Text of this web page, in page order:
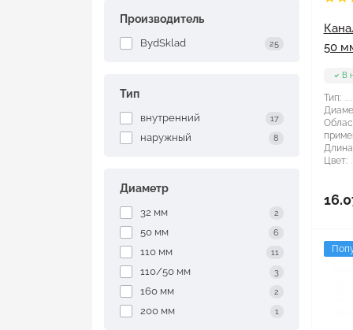
Производитель
BydSklad 25
Тип
внутренний 17
наружный 8
Диаметр
32 мм 2
50 мм 6
110 мм 11
110/50 мм 3
160 мм 2
200 мм 1
50
В
Тип:
Цвет: